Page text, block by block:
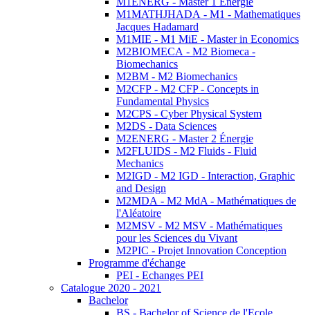
M1MATHJHADA - M1 - Mathematiques
Jacques Hadamard
M1MIE - M1 MiE - Master in Economics
M2BIOMECA - M2 Biomeca -
Biomechanics
M2BM - M2 Biomechanics
M2CFP - M2 CFP - Concepts in
Fundamental Physics
M2CPS - Cyber Physical System
M2DS - Data Sciences
M2ENERG - Master 2 Énergie
M2FLUIDS - M2 Fluids - Fluid
Mechanics
M2IGD - M2 IGD - Interaction, Graphic
and Design
M2MDA - M2 MdA - Mathématiques de
l'Aléatoire
M2MSV - M2 MSV - Mathématiques
pour les Sciences du Vivant
M2PIC - Projet Innovation Conception
Programme d'échange
PEI - Echanges PEI
Catalogue 2020 - 2021
Bachelor
BS - Bachelor of Science de l'Ecole